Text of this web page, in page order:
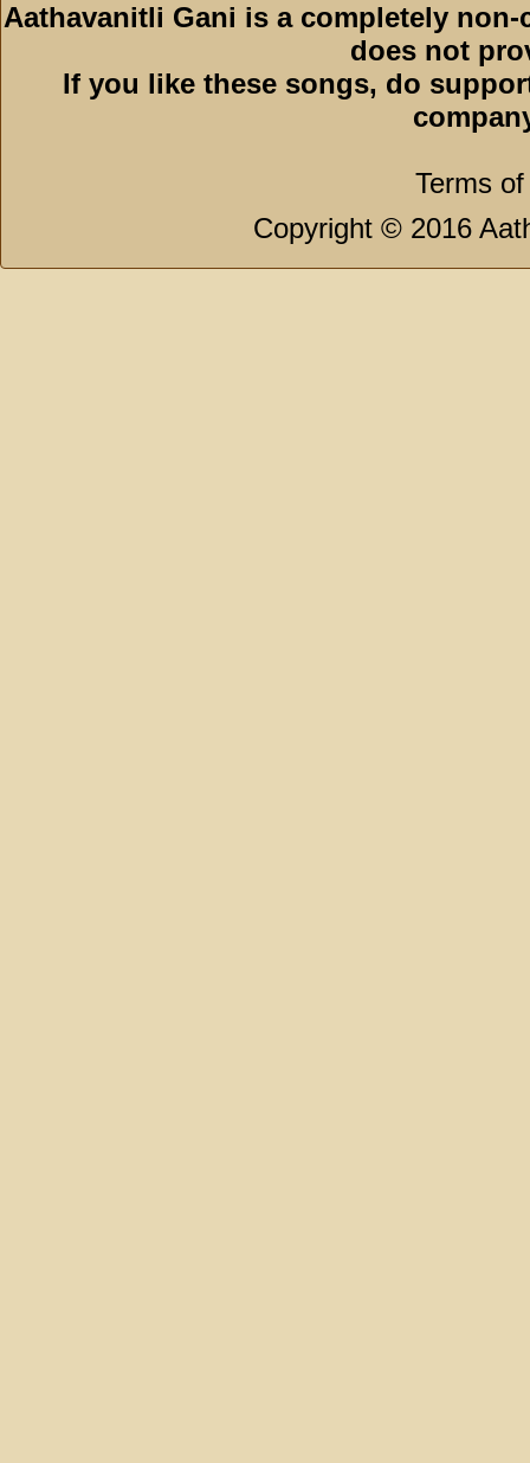
Aathavanitli Gani is a completely
does not
If you like these songs, do
Terms
Copyright © 2016